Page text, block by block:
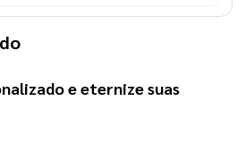
e eternize suas